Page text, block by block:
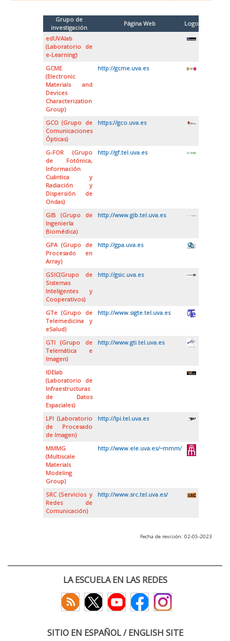
Grupo de
investigación
Página Web
Logo
edUVAlab
(Laboratorio de
e-Learning)
GCME
(Electronic
Materials and
Devices
Characterization
Group)
http://gcme.uva.es
GCO (Grupo de
Comunicaciones
Ópticas)
https://gco.uva.es
G-FOR (Grupo
de Fotónica,
Información
Cuántica y
Radiación y
Dispersión de
Ondas)
http://gf.tel.uva.es
GIB (Grupo de
Ingeniería
Biomédica)
http://www.gib.tel.uva.es
GPA (Grupo de
Procesado en
Array)
http://gpa.uva.es
GSIC(Grupo de
Sistemas
Inteligentes y
Cooperativos)
http://gsic.uva.es
GTe (Grupo de
Telemedicina y
eSalud)
http://www.sigte.tel.uva.es
GTI (Grupo de
Telemática e
Imagen)
http://www.gti.tel.uva.es
IDElab
(Laboratorio de
Infraestructuras
de Datos
Espaciales)
LPI (Laboratorio
de Procesado
de Imagen)
http://lpi.tel.uva.es
MMMG
(Multiscale
Materials
Modeling
Group)
http://www.ele.uva.es/~mmm/
SRC (Servicios y
Redes de
Comunicación)
http://www.src.tel.uva.es/
Fecha de revisión: 02-05-2023
LA ESCUELA EN LAS REDES
SITIO EN ESPAÑOL / ENGLISH SITE